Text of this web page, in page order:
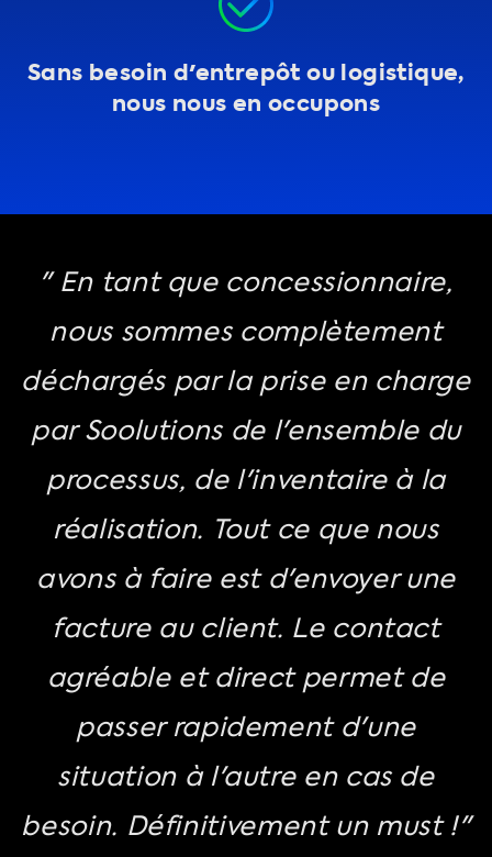
Sans besoin d'entrepôt ou logistique,
nous nous en occupons
" En tant que concessionnaire,
nous sommes complètement
déchargés par la prise en charge
par Soolutions de l'ensemble du
processus, de l'inventaire à la
réalisation. Tout ce que nous
avons à faire est d'envoyer une
facture au client. Le contact
agréable et direct permet de
passer rapidement d'une
situation à l'autre en cas de
besoin. Définitivement un must !"